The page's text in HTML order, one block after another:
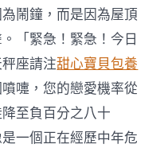
鬧鐘，而是因為屋頂
「緊急！緊急！今日
座請注甜心寶貝包養
嚏，您的戀愛機率從
至負百分之八十
一個正在經歷中年危